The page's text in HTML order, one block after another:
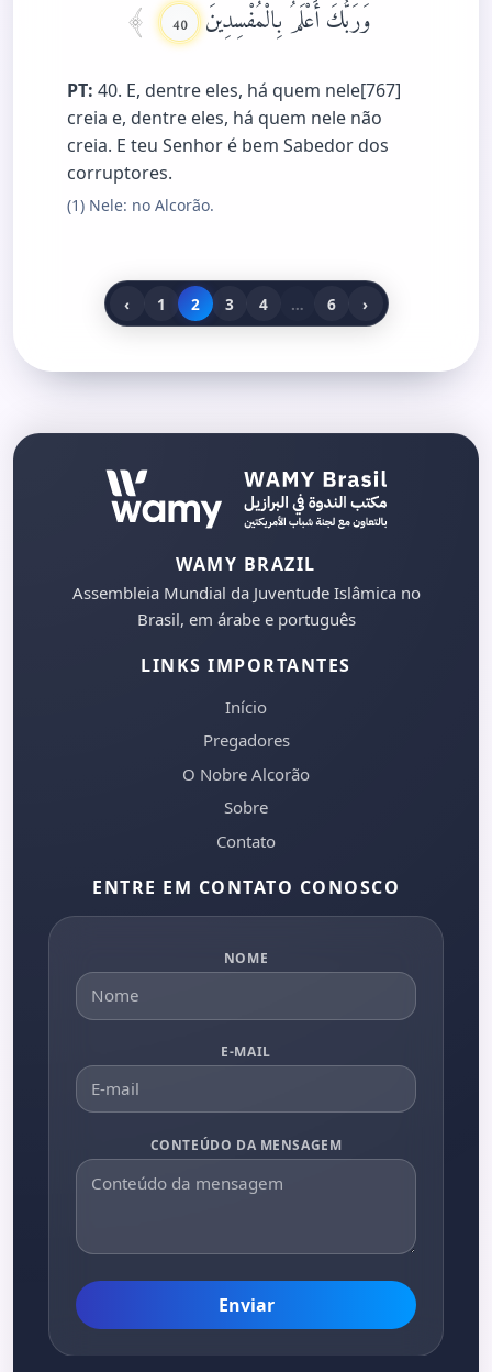
وَرَبُّكَ أَعْلَمُ بِالْمُفْسِدِينَ 40
PT: 40. E, dentre eles, há quem nele[767]
creia e, dentre eles, há quem nele não
creia. E teu Senhor é bem Sabedor dos
corruptores.
(1) Nele: no Alcorão.
‹ 1 2 3 4 … 6 ›
WAMY BRAZIL
Assembleia Mundial da Juventude Islâmica no
Brasil, em árabe e português
LINKS IMPORTANTES
Início
Pregadores
O Nobre Alcorão
Sobre
Contato
ENTRE EM CONTATO CONOSCO
NOME
E-MAIL
CONTEÚDO DA MENSAGEM
Enviar